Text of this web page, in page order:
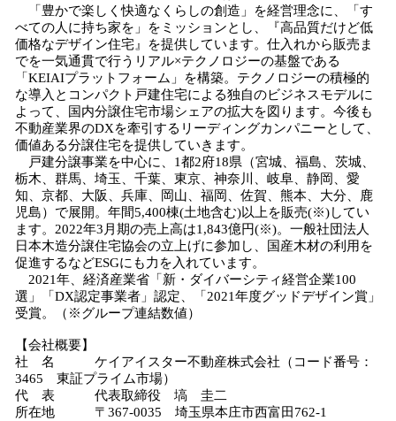
「豊かで楽しく快適なくらしの創造」を経営理念に、「す
べての人に持ち家を」をミッションとし、『高品質だけど低
価格なデザイン住宅』を提供しています。仕入れから販売ま
でを一気通貫で行うリアル×テクノロジーの基盤である
「KEIAIプラットフォーム」を構築。テクノロジーの積極的
な導入とコンパクト戸建住宅による独自のビジネスモデルに
よって、国内分譲住宅市場シェアの拡大を図ります。今後も
不動産業界のDXを牽引するリーディングカンパニーとして、
価値ある分譲住宅を提供していきます。
戸建分譲事業を中心に、1都2府18県（宮城、福島、茨城、
栃木、群馬、埼玉、千葉、東京、神奈川、岐阜、静岡、愛
知、京都、大阪、兵庫、岡山、福岡、佐賀、熊本、大分、鹿
児島）で展開。年間5,400棟(土地含む)以上を販売(※)してい
ます。2022年3月期の売上高は1,843億円(※)。一般社団法人
日本木造分譲住宅協会の立上げに参加し、国産木材の利用を
促進するなどESGにも力を入れています。
2021年、経済産業省「新・ダイバーシティ経営企業100
選」「DX認定事業者」認定、「2021年度グッドデザイン賞」
受賞。（※グループ連結数値）
【会社概要】
社 名 ケイアイスター不動産株式会社（コード番号：
3465 東証プライム市場）
代 表 代表取締役 塙 圭二
所在地 〒367-0035 埼玉県本庄市西富田762-1